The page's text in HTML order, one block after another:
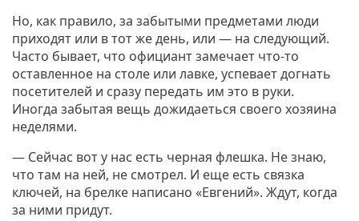
Но, как правило, за забытыми предметами люди
приходят или в тот же день, или — на следующий.
Часто бывает, что официант замечает что-то
оставленное на столе или лавке, успевает догнать
посетителей и сразу передать им это в руки.
Иногда забытая вещь дожидаеться своего хозяина
неделями.
— Сейчас вот у нас есть черная флешка. Не знаю,
что там на ней, не смотрел. И еще есть связка
ключей, на брелке написано «Евгений». Ждут, когда
за ними придут.